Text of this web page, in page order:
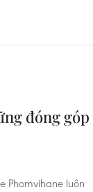
đóng góp
Phomvihane luôn